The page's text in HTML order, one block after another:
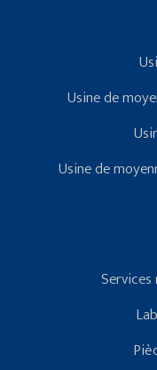
Usine de
Usine de